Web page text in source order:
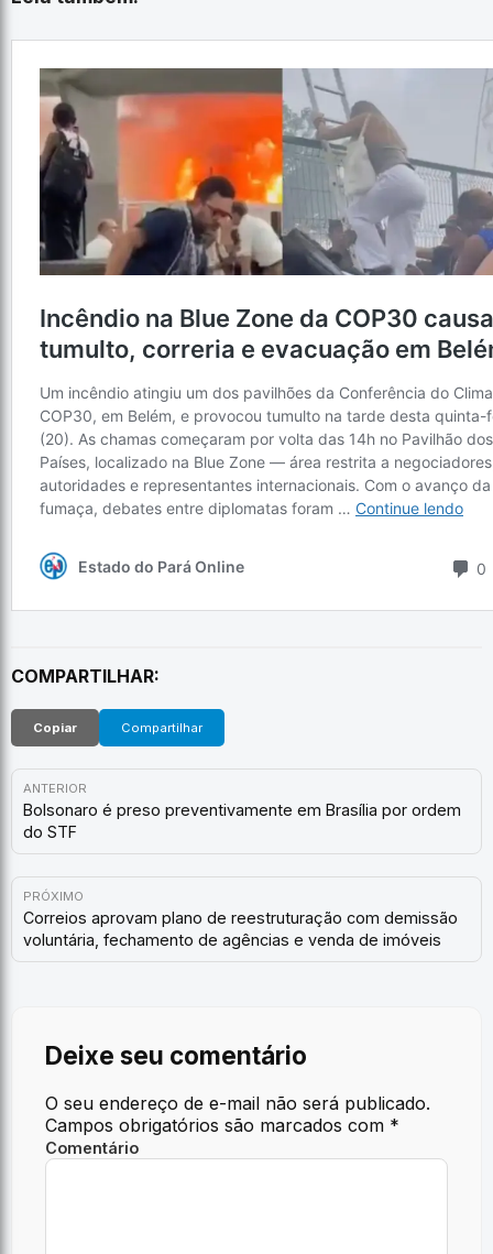
COMPARTILHAR:
Copiar Compartilhar
ANTERIOR
Bolsonaro é preso preventivamente em Brasília por ordem
do STF
PRÓXIMO
Correios aprovam plano de reestruturação com demissão
voluntária, fechamento de agências e venda de imóveis
Deixe seu comentário
O seu endereço de e-mail não será publicado.
Campos obrigatórios são marcados com *
Comentário